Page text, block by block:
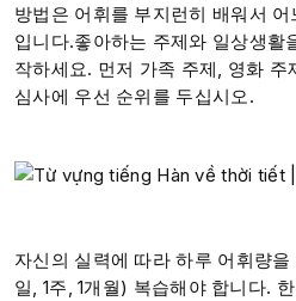
방법은 어휘를 부지런히 배워서
입니다.좋아하는 주제와 일상생활
작하세요. 먼저 가족 주제, 영화
심사에 우선 순위를 두십시오.
자신의 실력에 따라 하루 어휘량
일, 1주, 1개월) 복습해야 합니다.